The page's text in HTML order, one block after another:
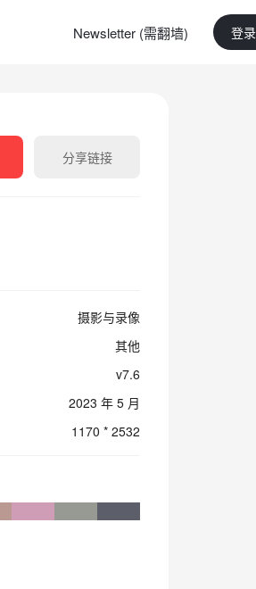
Newsletter (需翻墙) 登
分享链接
摄影与录像
其他
v7.6
2023 年 5 月
1170 * 2532